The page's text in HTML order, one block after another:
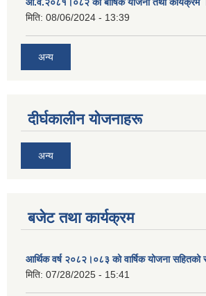
आ.व.२०८१।०८२ को बार्षिक योजना तथा कार्यक्रम
मिति: 08/06/2024 - 13:39
अन्य
दीर्घकालीन योजनाहरू
अन्य
बजेट तथा कार्यक्रम
आर्थिक वर्ष २०८२।०८३ को वार्षिक योजना सहितको
मिति: 07/28/2025 - 15:41